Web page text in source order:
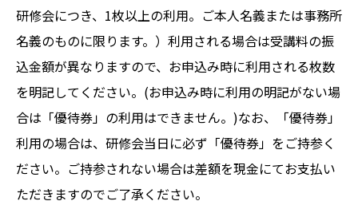
研修会につき、1枚以上の利用。ご本人名義または事務所
名義のものに限ります。）利用される場合は受講料の振
込金額が異なりますので、お申込み時に利用される枚数
を明記してください。(お申込み時に利用の明記がない場
合は「優待券」の利用はできません。)なお、「優待券」
利用の場合は、研修会当日に必ず「優待券」をご持参く
ださい。ご持参されない場合は差額を現金にてお支払い
ただきますのでご了承ください。